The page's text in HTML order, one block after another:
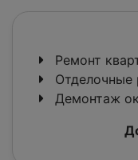
Ремонт
Отделочные
Демонтаж